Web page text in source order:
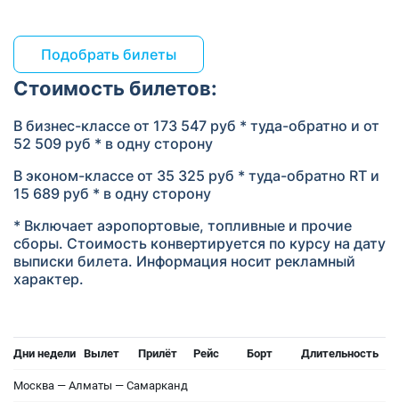
Подобрать билеты
Стоимость билетов:
В бизнес-классе от 173 547 руб * туда-обратно и от
52 509 руб * в одну сторону
В эконом-классе от 35 325 руб * туда-обратно RT и
15 689 руб * в одну сторону
* Включает аэропортовые, топливные и прочие
сборы. Стоимость конвертируется по курсу на дату
выписки билета. Информация носит рекламный
характер.
Дни недели Вылет Прилёт Рейс Борт Длительность
Москва — Алматы — Самарканд